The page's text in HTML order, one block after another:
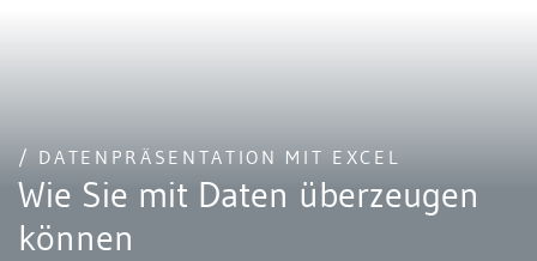
/ DATENPRÄSENTATION MIT EXCEL
Wie Sie mit Daten überzeugen
können